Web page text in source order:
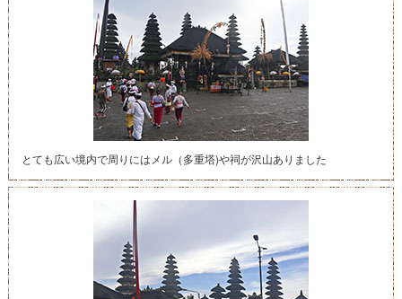
とても広い境内で周りにはメル（多重塔)や祠が沢山ありました